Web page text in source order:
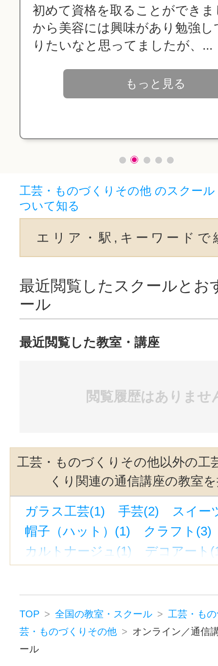
初めて資格を取ることができ
から美容には興味があり勉強し
りたいなと思ってましたが、...
もっと見る
工芸・ものづくりその他 のスクー
ついて知る
エリア・駅,キーワードで
最近閲覧したスクールとお
ール
最近閲覧した教室・講座
閲覧履歴はありませ
工芸・ものづくりその他以外の工
くり関連の通信講座の教室
ガラス工芸(1) 手芸(2)
スイー
帽子（ハット）(1)
クラフト(3)
カルトナージュ(1)
デコアート
彫金・アクセサリー(3)
ジュエリーデザイナー(2)
ビーズアクセサリー(1)
TOP 全国の教室・スクール
工芸・も
芸・ものづくりその他
オンライン／通信
ール